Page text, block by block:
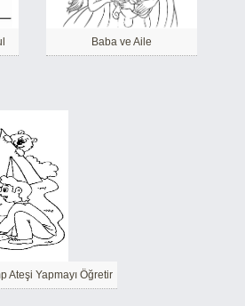
Baba ve Aile
Ateşi Yapmayı Öğretir